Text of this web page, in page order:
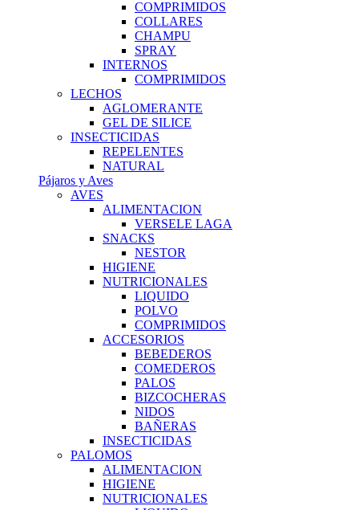
COMPRIMIDOS
COLLARES
CHAMPU
SPRAY
INTERNOS
COMPRIMIDOS
LECHOS
AGLOMERANTE
GEL DE SILICE
INSECTICIDAS
REPELENTES
NATURAL
Pájaros y Aves
AVES
ALIMENTACION
VERSELE LAGA
SNACKS
NESTOR
HIGIENE
NUTRICIONALES
LIQUIDO
POLVO
COMPRIMIDOS
ACCESORIOS
BEBEDEROS
COMEDEROS
PALOS
BIZCOCHERAS
NIDOS
BAÑERAS
INSECTICIDAS
PALOMOS
ALIMENTACION
HIGIENE
NUTRICIONALES